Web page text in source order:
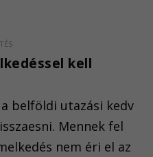
kell
belföldi utazási kedv
Mennek fel
nem éri el az